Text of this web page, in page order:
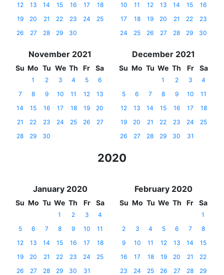
12
13 14 15 16 17
18
19
20 21 22 23 24
25
26
27 28 29 30
10
11 12 13 14 15
16
17
18 19 20 21 22
23
24
25 26 27 28 29 30
November 2021
Su Mo Tu We Th Fr Sa
1 2 3 4 5
6
7
8 9 10 11 12
13
14
15 16 17 18 19
20
21
22 23 24 25 26
27
28
29 30
December 2021
Su Mo Tu We Th Fr Sa
1 2 3
4
5
6 7 8 9 10
11
12
13 14 15 16 17
18
19
20 21 22 23 24
25
26
27 28 29 30 31
2020
January 2020
Su Mo Tu We Th Fr Sa
1 2 3
4
5
6 7 8 9 10
11
12
13 14 15 16 17
18
19
20 21 22 23 24
25
26
27 28 29 30 31
February 2020
Su Mo Tu We Th Fr Sa
1
2
3 4 5 6 7
8
9
10 11 12 13 14
15
16
17 18 19 20 21
22
23
24 25 26 27 28 29